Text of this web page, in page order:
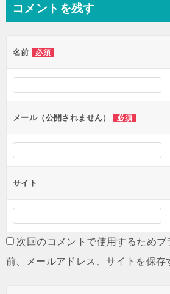
ビ
ー
シ
ン
コメントを残す
名前 必須
メール（公開されません） 必須
サイト
次回のコメントで使用するためブ
前、メールアドレス、サイトを保存